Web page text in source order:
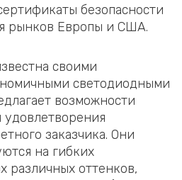
безопасности
рынков Европы и США.
своими
светодиодными
возможности
заказчика. Они
на гибких
различных оттенков,